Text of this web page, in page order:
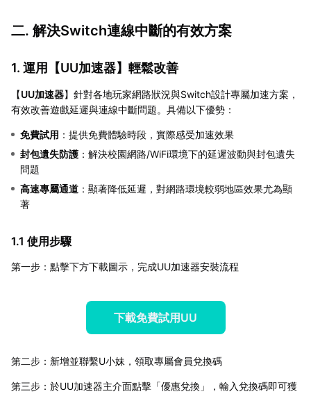
二. 解決Switch連線中斷的有效方案
1. 運用【UU加速器】輕鬆改善
【UU加速器】針對各地玩家網路狀況與Switch設計專屬加速方案，
有效改善遊戲延遲與連線中斷問題。具備以下優勢：
免費試用 ：提供免費體驗時段，實際感受加速效果
封包遺失防護 ：解決校園網路/WiFi環境下的延遲波動與封包遺失
問題
高速專屬通道 ：顯著降低延遲，對網路環境較弱地區效果尤為顯
著
1.1 使用步驟
第一步：點擊下方下載圖示，完成UU加速器安裝流程
下載免費試用UU
第二步：新增並聯繫U小妹，領取專屬會員兌換碼
第三步：於UU加速器主介面點擊「優惠兌換」，輸入兌換碼即可獲